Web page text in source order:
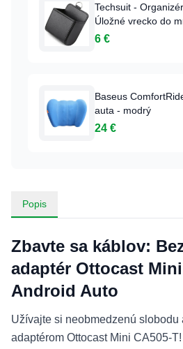
Techsuit -
Úložné vrecko do
drobnosti - Čierny
6 €
Baseus
auta - modrý
24 €
Popis
Zbavte sa káblov:
adaptér Ottocast
Android Auto
Užívajte si neobmedzenú
adaptérom Ottocast Mini CA505-